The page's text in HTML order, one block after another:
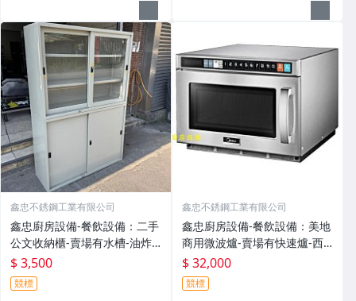
鑫忠不銹鋼工業有限公司
鑫忠廚房設備-餐飲設備：二手
公文收納櫃-賣場有水槽-油炸
機-冰箱-快速爐-吧台-微波爐-
烤箱-煮麵機-發酵箱-咖啡機-電
磁爐
$ 3,500
競標
鑫忠不銹鋼工業有限公司
鑫忠廚房設備-餐飲設備：美地
商用微波爐-賣場有快速爐-西
餐爐-洗碗洗杯機-冰箱-油炸機-
電磁爐-中式炒爐-水槽-工作臺
$ 32,000
競標